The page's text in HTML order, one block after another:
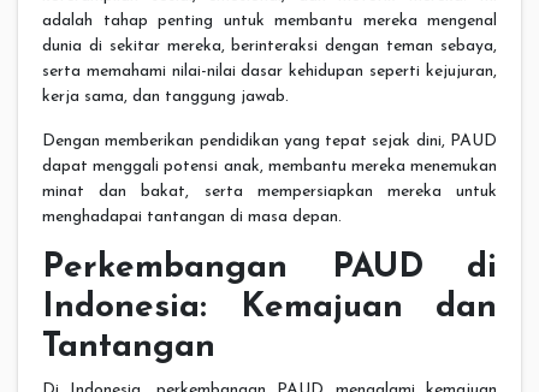
adalah tahap penting untuk membantu mereka mengenal
dunia di sekitar mereka, berinteraksi dengan teman sebaya,
serta memahami nilai-nilai dasar kehidupan seperti kejujuran,
kerja sama, dan tanggung jawab.
Dengan memberikan pendidikan yang tepat sejak dini, PAUD
dapat menggali potensi anak, membantu mereka menemukan
minat dan bakat, serta mempersiapkan mereka untuk
menghadapai tantangan di masa depan.
Perkembangan PAUD di
Indonesia: Kemajuan dan
Tantangan